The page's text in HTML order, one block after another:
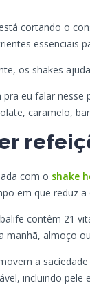
cortando o
essenciais
os shakes
eu falar
caramelo,
com o shake
em que reduz
contêm 21
manhã, almoço
a
incluindo pele